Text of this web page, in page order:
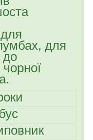
для
до